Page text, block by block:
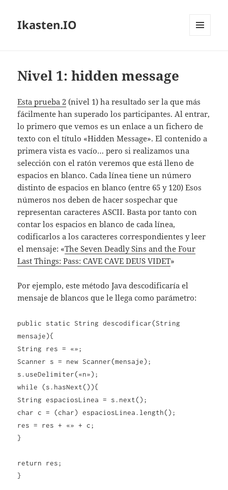
Ikasten.IO
Nivel 1: hidden message
Esta prueba 2 (nivel 1) ha resultado ser la que más
fácilmente han superado los participantes. Al entrar,
lo primero que vemos es un enlace a un fichero de
texto con el título «Hidden Message». El contenido a
primera vista es vacío… pero si realizamos una
selección con el ratón veremos que está lleno de
espacios en blanco. Cada línea tiene un número
distinto de espacios en blanco (entre 65 y 120) Esos
números nos deben de hacer sospechar que
representan caracteres ASCII. Basta por tanto con
contar los espacios en blanco de cada línea,
codificarlos a los caracteres correspondientes y leer
el mensaje: «The Seven Deadly Sins and the Four
Last Things: Pass: CAVE CAVE DEUS VIDET»
Por ejemplo, este método Java descodificaría el
mensaje de blancos que le llega como parámetro:
public static String descodificar(String
mensaje){
String res = «»;
Scanner s = new Scanner(mensaje);
s.useDelimiter(«n»);
while (s.hasNext()){
String espaciosLinea = s.next();
char c = (char) espaciosLinea.length();
res = res + «» + c;
}
return res;
}